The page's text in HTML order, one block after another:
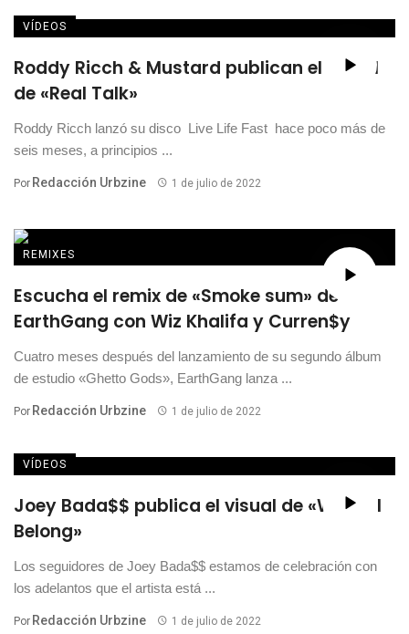
VÍDEOS
Roddy Ricch & Mustard publican el visual
de «Real Talk»
Roddy Ricch lanzó su disco Live Life Fast hace poco más de
seis meses, a principios ...
Por Redacción Urbzine 1 de julio de 2022
REMIXES
Escucha el remix de «Smoke sum» de
EarthGang con Wiz Khalifa y Curren$y
Cuatro meses después del lanzamiento de su segundo álbum
de estudio «Ghetto Gods», EarthGang lanza ...
Por Redacción Urbzine 1 de julio de 2022
VÍDEOS
Joey Bada$$ publica el visual de «Where I
Belong»
Los seguidores de Joey Bada$$ estamos de celebración con
los adelantos que el artista está ...
Por Redacción Urbzine 1 de julio de 2022